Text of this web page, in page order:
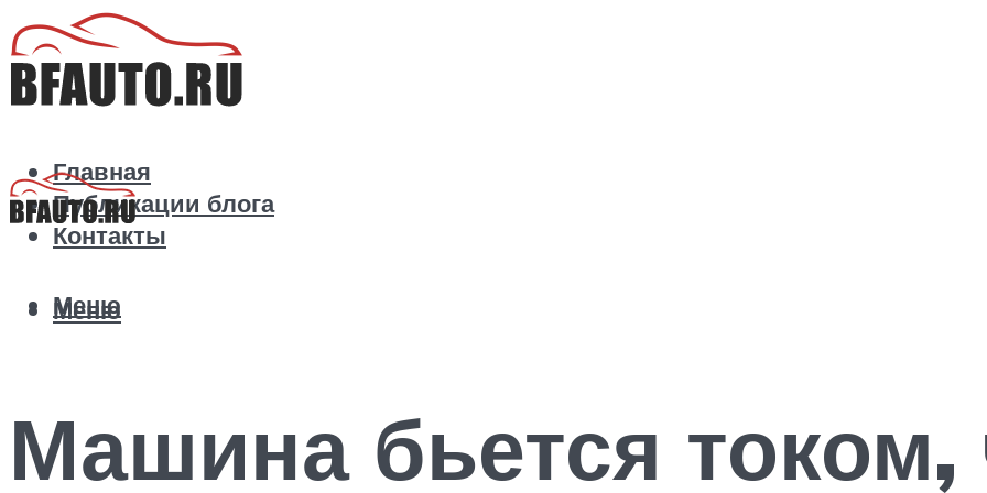
Главная
Публикации блога
Контакты
Меню
Меню
Машина бьется током,